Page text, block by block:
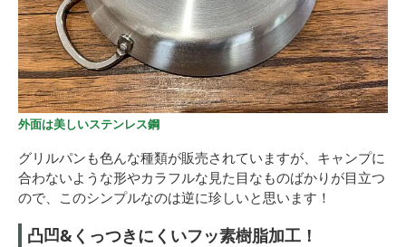
外面は美しいステンレス鋼
グリルパンも色んな種類が販売されていますが、キャンプに
合わないような形やカラフルな見た目なものばかりが目立つ
ので、このシンプルなのは逆に珍しいと思います！
凸凹&くっつきにくいフッ素樹脂加工！